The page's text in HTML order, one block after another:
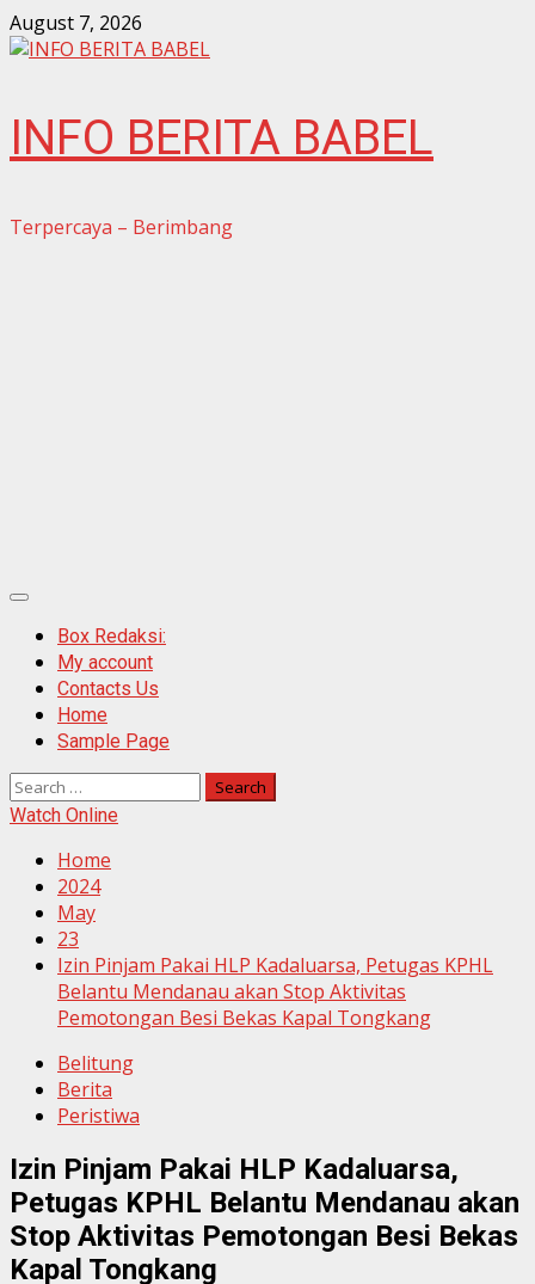
Skip
to
August 7, 2026
INFO BERITA BABEL
Terpercaya – Berimbang
Primary
MenuBox Redaksi:
My account
Contacts Us
Home
Sample Page
Search
for:
Watch Online
Home
2024
May
23
Izin Pinjam Pakai HLP Kadaluarsa, Petugas KPHL
Belantu Mendanau akan Stop Aktivitas
Pemotongan Besi Bekas Kapal Tongkang
Belitung
Berita
Peristiwa
Izin Pinjam Pakai HLP Kadaluarsa,
Petugas KPHL Belantu Mendanau akan
Stop Aktivitas Pemotongan Besi Bekas
Kapal Tongkang